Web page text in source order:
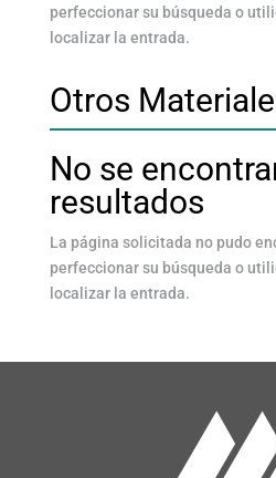
perfeccionar su búsqueda o
localizar la entrada.
Otros
No se
resultados
La página solicitada no pudo
perfeccionar su búsqueda o
localizar la entrada.